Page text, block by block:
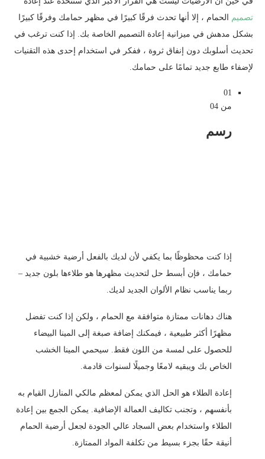
تصميم الحمام ، إلا أنها تحدث فرقًا كبيرًا في مظهر حمامك وفرقًا كبيرًا
بشكل مدهش في ميزانية إعادة التصميم الخاصة بك. إذا كنت ترغب في
تحديث أسلوبك دون إنفاق ثروة ، ففكر في استخدام إحدى هذه التقنيات
لإضفاء طابع جديد تمامًا على حمامك.
01
من 04
رسم
إذا كنت محظوظًا بما يكفي لأن لديك بالفعل أرضية خشبية في
حمامك ، فإن أبسط حل لتحديث مظهرها هو طلاءها بلون جديد –
ربما يناسب نظام الألوان الجديد لديك.
هناك دهانات ممتازة متوافقة مع الحمام ، ولكن إذا كنت تفضل
مظهرًا أكثر طبيعية ، فيمكنك إضافة صبغة إلى المينا البيضاء
للحصول على لمسة من اللون فقط. سيحمي المينا الخشب
الخاص بك ويبقيه لامعًا وجميلًا لسنوات قادمة.
إعادة الطلاء هو الحل الذي يمكن لمعظم مالكي المنازل القيام به
بأنفسهم ، وتجنب تكاليف العمالة الإضافية. يمكن الجمع بين إعادة
الطلاء واستخدام بعض السجاد عالي الجودة لجعل أرضية الحمام
أنيقة حقًا بجزء بسيط من تكلفة المواد الممتازة.